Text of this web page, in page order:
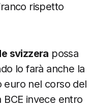
rispetto
svizzera possa
lo farà anche la
euro nel corso del
invece entro